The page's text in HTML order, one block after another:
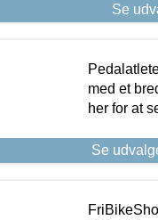
Se
med et
her for at
Se